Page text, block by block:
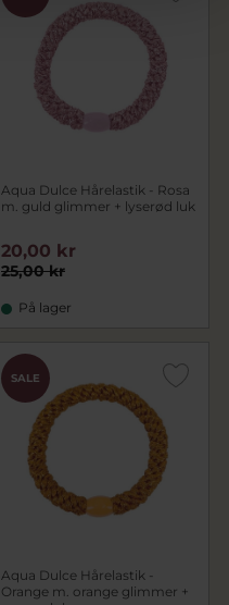
Aqua Dulce Hårelastik - Rosa
m. guld glimmer + lyserød luk
25,00 kr
20,00 kr
På lager
SALE
Aqua Dulce Hårelastik -
Orange m. orange glimmer +